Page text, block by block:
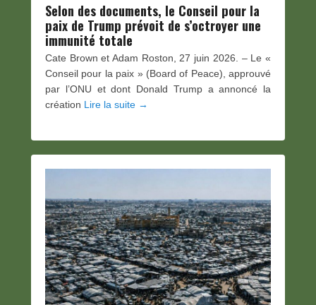
Selon des documents, le Conseil pour la
paix de Trump prévoit de s’octroyer une
immunité totale
Cate Brown et Adam Roston, 27 juin 2026. – Le «
Conseil pour la paix » (Board of Peace), approuvé
par l’ONU et dont Donald Trump a annoncé la
création Lire la suite →